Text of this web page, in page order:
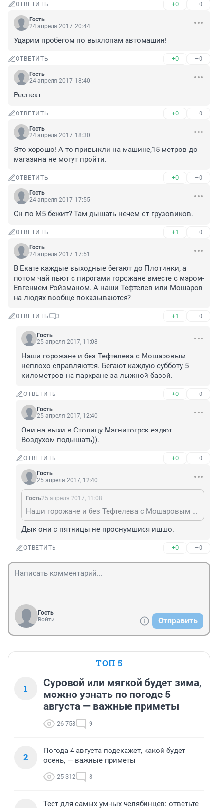
ОТВЕТИТЬ +0 –0
Гость
24 апреля 2017, 20:44
Ударим пробегом по выхлопам автомашин!
ОТВЕТИТЬ +0 –0
Гость
24 апреля 2017, 18:40
Респект
ОТВЕТИТЬ +0 –0
Гость
24 апреля 2017, 18:30
Это хорошо! А то привыкли на машине,15 метров до
магазина не могут пройти.
ОТВЕТИТЬ +0 –0
Гость
24 апреля 2017, 17:55
Он по М5 бежит? Там дышать нечем от грузовиков.
ОТВЕТИТЬ +1 –0
Гость
24 апреля 2017, 17:51
В Екате каждые выходные бегают до Плотинки, а
потом чай пьют с пирогами горожане вместе с мэром-
Евгением Ройзманом. А наши Тефтелев или Мошаров
на людях вообще показываются?
ОТВЕТИТЬ 3 +1 –0
Гость
25 апреля 2017, 11:08
Наши горожане и без Тефтелева с Мошаровым
неплохо справляются. Бегают каждую субботу 5
километров на паркране за лыжной базой.
ОТВЕТИТЬ +0 –0
Гость
25 апреля 2017, 12:40
Они на выхи в Столицу Магнитогрск ездют.
Воздухом подышать)).
ОТВЕТИТЬ +0 –0
Гость
25 апреля 2017, 12:40
Гость25 апреля 2017, 11:08
Наши горожане и без Тефтелева с Мошаровым неплохо справляются. Бегают каждую субботу 5 километров на паркране за лыжной базой.
Дык они с пятницы не проснумшися ишшо.
ОТВЕТИТЬ +0 –0
Гость
Войти
Отправить
ТОП 5
1
Суровой или мягкой будет зима,
можно узнать по погоде 5
августа — важные приметы
26 758 9
2
Погода 4 августа подскажет, какой будет
осень, — важные приметы
25 312 8
Тест для самых умных челябинцев: ответьте